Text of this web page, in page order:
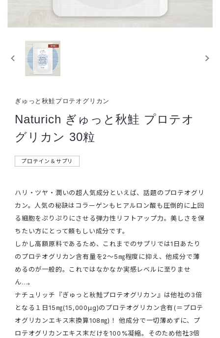
ぎゅっと秋鮭プロテオグリカン
Naturich ぎゅっと秋鮭 プロテオ
グリカン 30粒
プロテイン＆サプリ
ハリ・ツヤ・潤いの超人気成分といえば、話題のプロテオグリ
カン。人気の秘訣はコラーゲンもヒアルロン酸も圧倒的に上回
る細胞をぷりぷりにさせる弾力性リフトアップ力。美しさを保
ちたい方にとって頼もしい成分です。
しかし高額原料であるため、これまでのサプリでは1日あたり
のプロテオグリカン含有量を2～5㎎程度に抑え、他成分で薄
めるのが一般的。これではなかなか実感レベルに至りませ
ん…。
ナチュリッチ『ぎゅっと秋鮭プロテオグリカン』は他社の3倍
となる１日15㎎(15,000μg)のプロテオグリカン含有(＝プロテ
オグリカンエキス末換算108㎎)！ 他成分で一切薄めずに、プ
ロテオグリカンエキス末だけを100%凝縮。そのため他社3倍